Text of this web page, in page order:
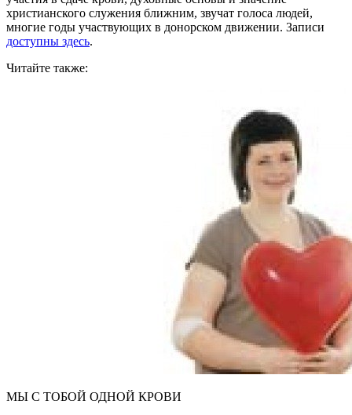
христианского служения ближним, звучат голоса людей,
многие годы участвующих в донорском движении. Записи
доступны здесь.
Читайте также:
МЫ С ТОБОЙ ОДНОЙ КРОВИ